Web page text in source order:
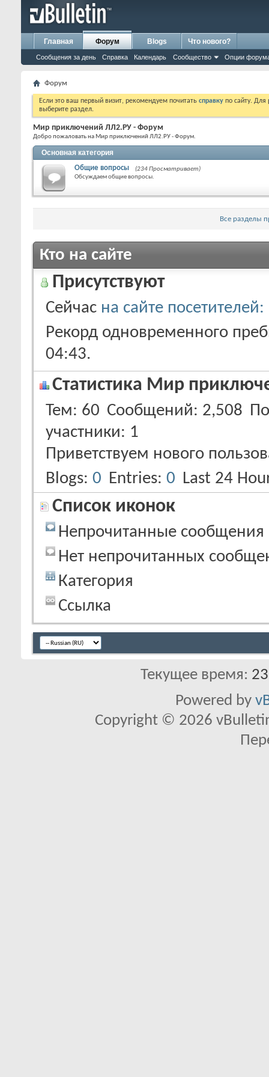
Главная Форум
Сообщения за день Справка Календарь Сообщество Опции
Blogs Что нового?
Форум
Если это ваш первый визит, рекомендуем почитать справку по сайту.
выберите раздел.
Мир приключений ЛЛ2.РУ - Форум
Добро пожаловать на Мир приключений ЛЛ2.РУ - Форум.
Основная категория
Общие вопросы
(234 Просматривает)
Обсуждаем общие вопросы.
Все разделы
Кто на сайте
Присутствуют
Сейчас на сайте
Рекорд одновременного
04:43.
Статистика Мир
Тем 60 Сообщений 2,508
участники
1
Приветствуем нового
Blogs 0 Entries 0 Last 24
Список иконок
Непрочитанные сообщения
Нет непрочитанных
Категория
Ссылка
Текущее время:
Powered by
Copyright © 2026